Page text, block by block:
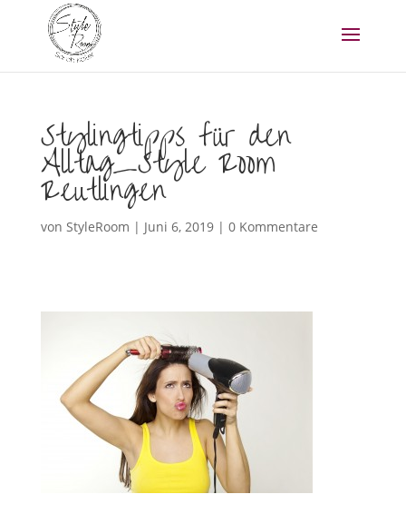
Stylingtipps für den
Alltag_Style Room
Reutlingen
von StyleRoom | Juni 6, 2019| 0 Kommentare